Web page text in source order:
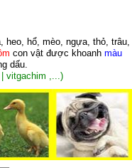
heo, hổ, mèo, ngựa, thỏ, trâu,
con vật được khoanh màu
dấu.
vitgachim ,...)